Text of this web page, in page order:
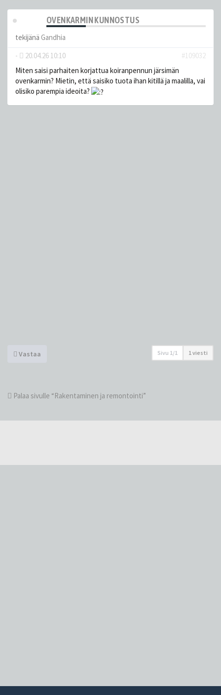
OVENKARMIN KUNNOSTUS
tekijänä Gandhia
-
20.04.26 10:10
#109032
Miten saisi parhaiten korjattua koiranpennun järsimän
ovenkarmin? Mietin, että saisiko tuota ihan kitillä ja maalilla, vai
olisiko parempia ideoita?
Vastaa Sivu 1 /1 1 viesti
Palaa sivulle “Rakentaminen ja remontointi”